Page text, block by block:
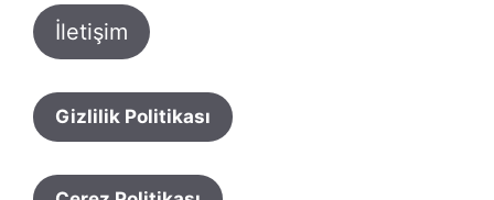
İletişim
Gizlilik Politikası